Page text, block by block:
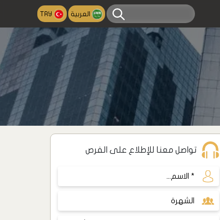
العربية TRY
تواصل معنا للإطلاع على الفرص